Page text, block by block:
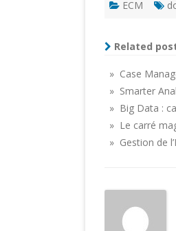
ECM
Related
» Case
» Smarter
» Big Data :
» Le carré
» Gestion de